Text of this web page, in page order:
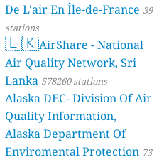
De L'air En Île-de-France 39
stations
🇱🇰AirShare - National
Air Quality Network, Sri
Lanka 578260 stations
Alaska DEC- Division Of Air
Quality Information,
Alaska Department Of
Enviromental Protection 73